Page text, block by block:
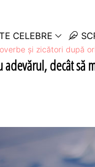
CELEBRE
și zicători după
decât să